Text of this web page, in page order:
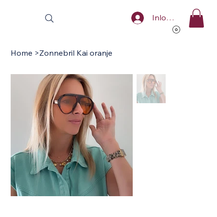
Inloggen
Home >Zonnebril Kai oranje